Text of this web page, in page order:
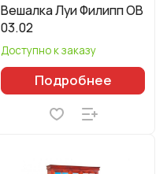
Вешалка Луи Филипп ОВ
03.02
Доступно к заказу
Подробнее